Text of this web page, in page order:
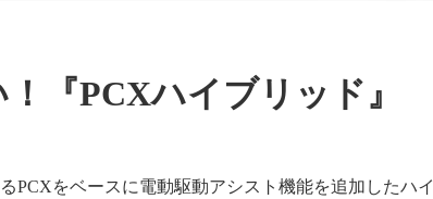
『PCXハイブリッド』
PCXをベースに電動駆動アシスト機能を追加したハイ